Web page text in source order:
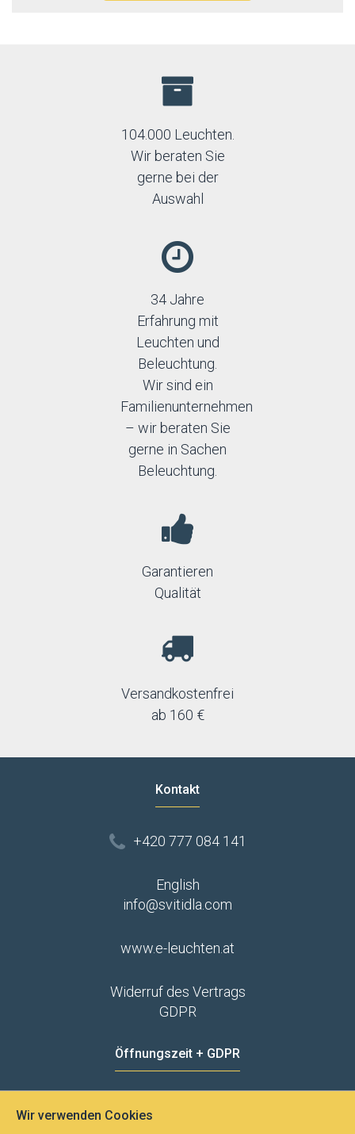
104.000 Leuchten.
Wir beraten Sie
gerne bei der
Auswahl
34 Jahre
Erfahrung mit
Leuchten und
Beleuchtung.
Wir sind ein
Familienunternehmen
– wir beraten Sie
gerne in Sachen
Beleuchtung.
Garantieren
Qualität
Versandkostenfrei
ab 160 €
Kontakt
+420 777 084 141
English
info@svitidla.com
www.e-leuchten.at
Widerruf des Vertrags
GDPR
Öffnungszeit + GDPR
Wir verwenden Cookies